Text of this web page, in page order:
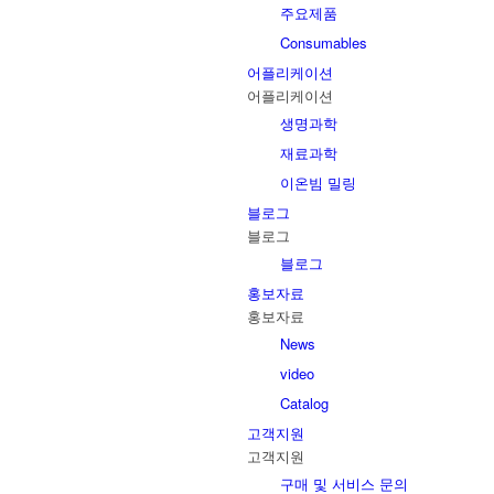
주요제품
Consumables
어플리케이션
어플리케이션
생명과학
재료과학
이온빔 밀링
블로그
블로그
블로그
홍보자료
홍보자료
News
video
Catalog
고객지원
고객지원
구매 및 서비스 문의